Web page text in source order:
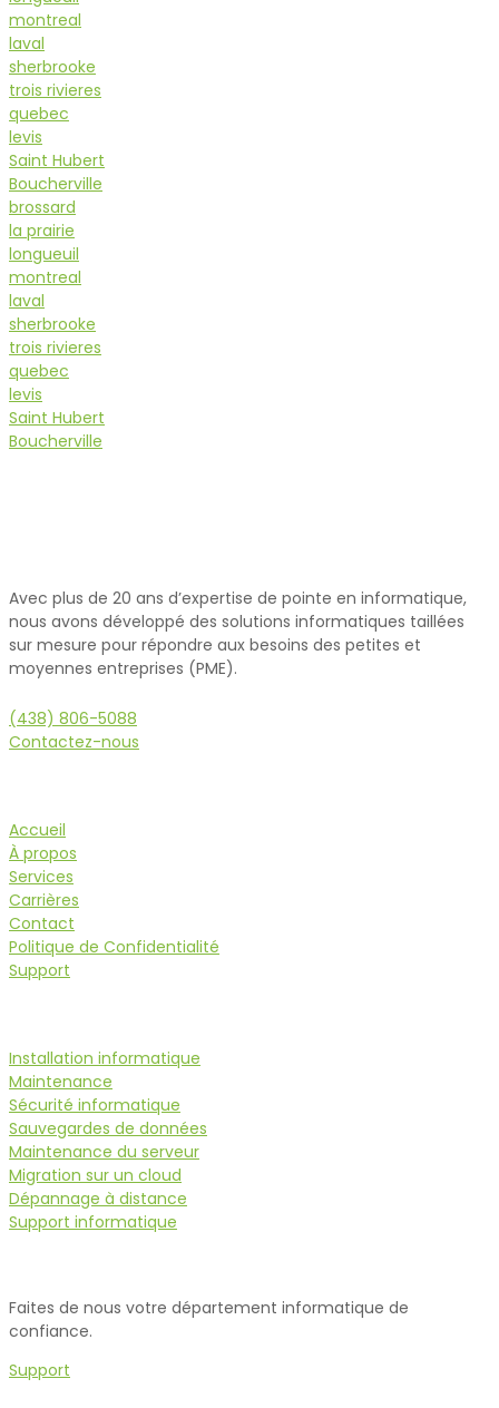
montreal
laval
sherbrooke
trois rivieres
quebec
levis
Saint Hubert
Boucherville
brossard
la prairie
longueuil
montreal
laval
sherbrooke
trois rivieres
quebec
levis
Saint Hubert
Boucherville
Avec plus de 20 ans d’expertise de pointe en informatique,
nous avons développé des solutions informatiques taillées
sur mesure pour répondre aux besoins des petites et
moyennes entreprises (PME).
(438) 806-5088
Contactez-nous
Accueil
À propos
Services
Carrières
Contact
Politique de Confidentialité
Support
Installation informatique
Maintenance
Sécurité informatique
Sauvegardes de données
Maintenance du serveur
Migration sur un cloud
Dépannage à distance
Support informatique
Faites de nous votre département informatique de
confiance.
Support